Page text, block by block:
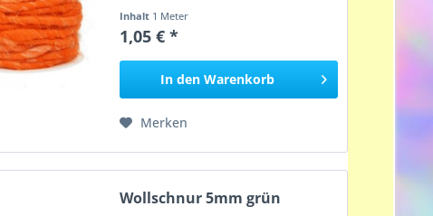
Inhalt 1 Meter
1,05 € *
In den Warenkorb
Merken
Wollschnur 5mm grün